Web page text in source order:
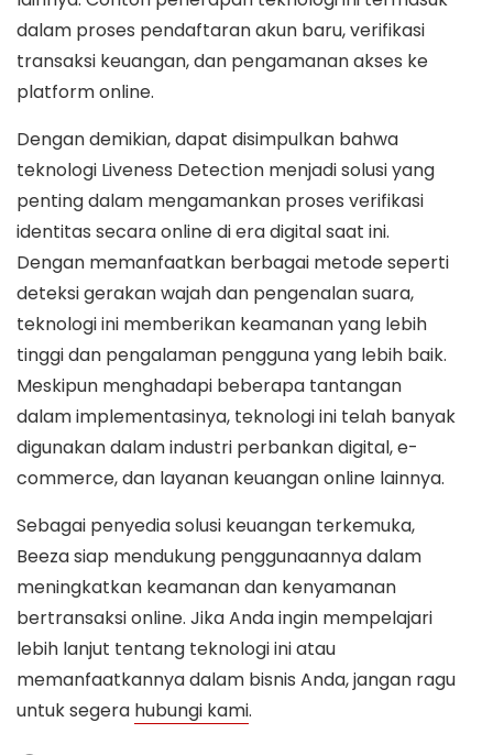
dalam proses pendaftaran akun baru, verifikasi
transaksi keuangan, dan pengamanan akses ke
platform online.
Dengan demikian, dapat disimpulkan bahwa
teknologi Liveness Detection menjadi solusi yang
penting dalam mengamankan proses verifikasi
identitas secara online di era digital saat ini.
Dengan memanfaatkan berbagai metode seperti
deteksi gerakan wajah dan pengenalan suara,
teknologi ini memberikan keamanan yang lebih
tinggi dan pengalaman pengguna yang lebih baik.
Meskipun menghadapi beberapa tantangan
dalam implementasinya, teknologi ini telah banyak
digunakan dalam industri perbankan digital, e-
commerce, dan layanan keuangan online lainnya.
Sebagai penyedia solusi keuangan terkemuka,
Beeza siap mendukung penggunaannya dalam
meningkatkan keamanan dan kenyamanan
bertransaksi online. Jika Anda ingin mempelajari
lebih lanjut tentang teknologi ini atau
memanfaatkannya dalam bisnis Anda, jangan ragu
untuk segera hubungi kami.